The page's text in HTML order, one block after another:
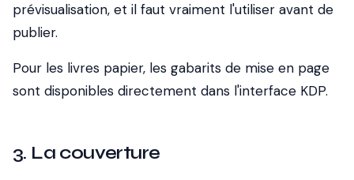
prévisualisation, et il faut vraiment l'utiliser avant de
publier.
Pour les livres papier, les gabarits de mise en page
sont disponibles directement dans l'interface KDP.
3. La couverture